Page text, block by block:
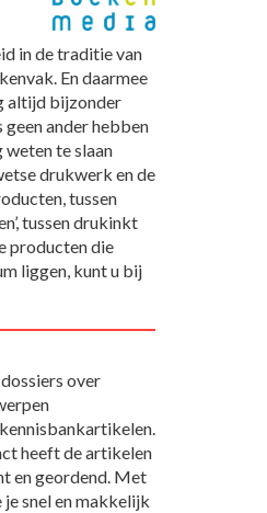
in de traditie van
En daarmee
altijd bijzonder
ander hebben
te slaan
drukwerk en de
tussen
tussen drukinkt
producten die
liggen, kunt u bij
over
heeft de artikelen
en geordend. Met
je snel en makkelijk